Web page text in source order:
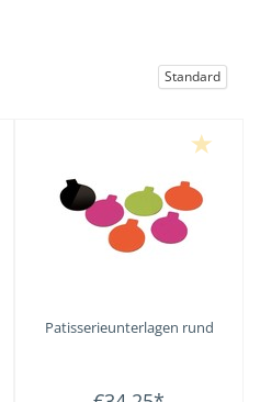
Standard
Patisserieunterlagen rund